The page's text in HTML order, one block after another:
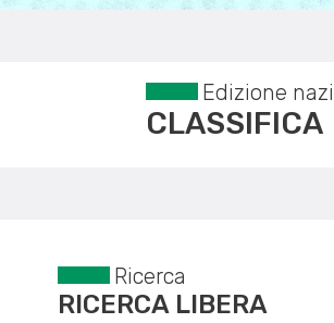
Edizione
CLASSIFICA
Ricerca
RICERCA LIBERA